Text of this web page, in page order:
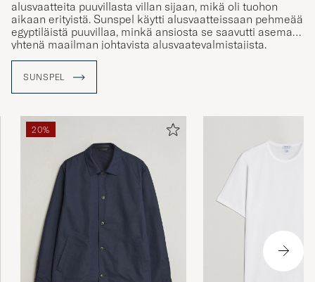
alusvaatteita puuvillasta villan sijaan, mikä oli tuohon
aikaan erityistä. Sunspel käytti alusvaatteissaan pehmeää
egyptiläistä puuvillaa, minkä ansiosta se saavutti aseman
yhtenä maailman johtavista alusvaatevalmistajista.
Nykyään Sunspel haluaa tehdä itseään tunnetuksi
SUNSPEL
20%